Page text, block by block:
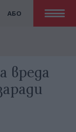
АБО
вреда